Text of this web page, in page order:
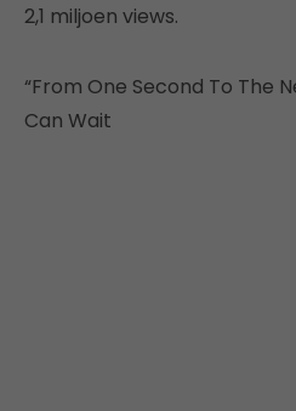
2,1 miljoen views.
“From One Second To The
Can Wait